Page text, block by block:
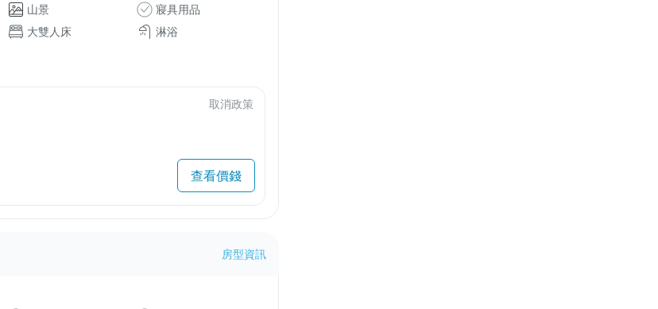
山景
寢具用品
大雙人床 淋浴
取消政策
查看價錢
房型資訊